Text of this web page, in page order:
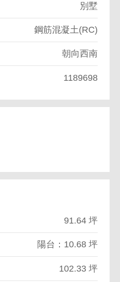
別墅
鋼筋混凝土(RC)
朝向西南
1189698
91.64 坪
陽台：10.68 坪
102.33 坪